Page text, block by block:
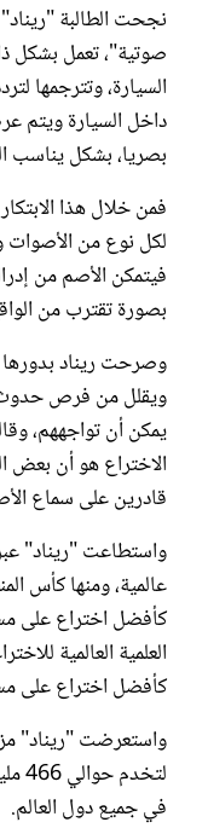
نجحت الطالبة
صوتية"، تعمل بشكل
السيارة، وتترجمها
داخل السيارة
بصريا، بشكل يناسب
فمن خلال هذا
لكل نوع من
فيتمكن الأصم من
بصورة تقترب من
وصرحت ريناد
ويقلل من فرص حدوث
يمكن أن تواجههم،
الاختراع هو أن بعض
قادرين على سماع
واستطاعت "ريناد"
كأفضل اختراع على
كأفضل اختراع على
واستعرضت "ريناد"
في جميع دول العالم.